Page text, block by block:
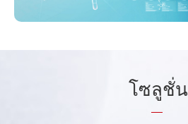
โซลูชั่น